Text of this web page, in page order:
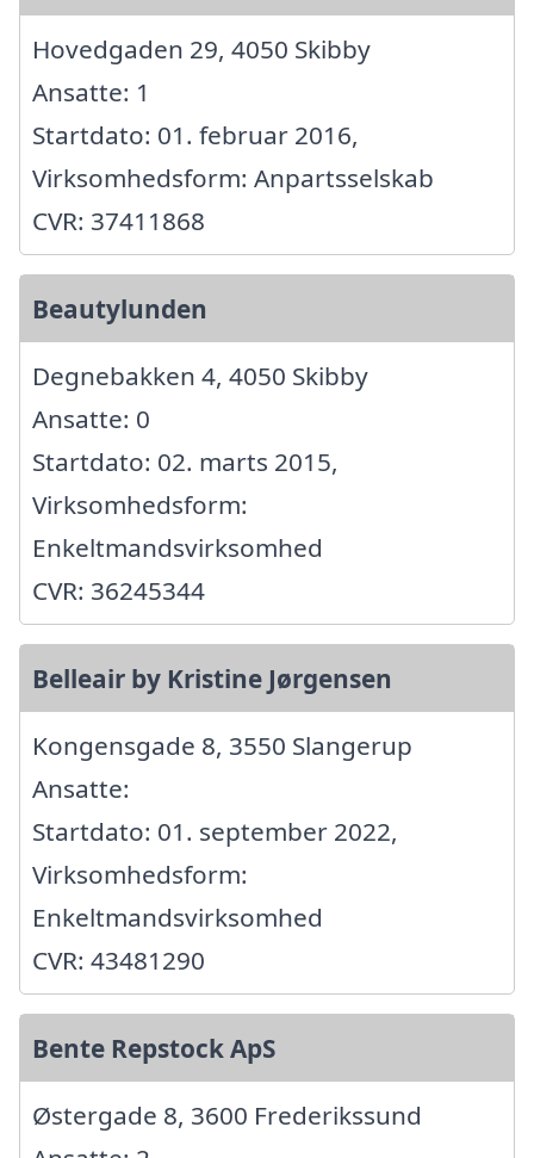
Hovedgaden 29, 4050 Skibby
Ansatte: 1
Startdato: 01. februar 2016,
Virksomhedsform: Anpartsselskab
CVR: 37411868
Beautylunden
Degnebakken 4, 4050 Skibby
Ansatte: 0
Startdato: 02. marts 2015,
Virksomhedsform:
Enkeltmandsvirksomhed
CVR: 36245344
Belleair by Kristine Jørgensen
Kongensgade 8, 3550 Slangerup
Ansatte:
Startdato: 01. september 2022,
Virksomhedsform:
Enkeltmandsvirksomhed
CVR: 43481290
Bente Repstock ApS
Østergade 8, 3600 Frederikssund